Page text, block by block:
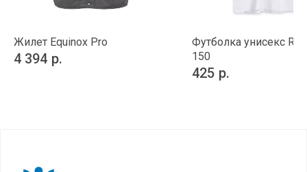
Жилет Equinox Pro
4 394 р.
Футболка унисекс
150
425 р.